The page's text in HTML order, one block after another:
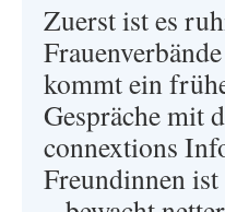
Zuerst ist es
kommt ein
Gespräche mit
connextions
Freundinnen